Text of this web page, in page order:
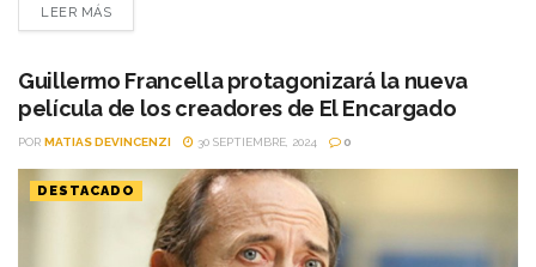
gran éxito de Star+/Disney+ del 2022 acá. La serie sigue la
un importante edificio y,...
LEER MÁS
Guillermo Francella protagonizará la nueva
película de los creadores de El Encargado
POR MATIAS DEVINCENZI 30 SEPTIEMBRE, 2024 0
DESTACADO